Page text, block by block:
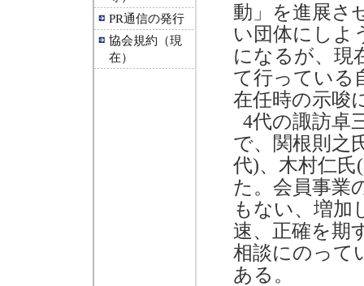
PR通信の発行
協会規約（現
在）
動」を進展さ
い団体にしよ
になるが、現
て行っている
在任時の示唆
4代の諏訪卓
で、関根則之
代)、木村仁氏
た。会員事業
もない、増加
速、正確を期
相談にのって
ある。